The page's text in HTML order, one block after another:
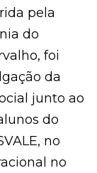
pela
do
foi
da
junto ao
do
no
no